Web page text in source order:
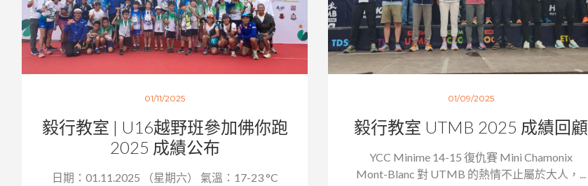
01/11/2025
毅行教室 | U16越野班參加佛你跑
2025 成績公布
日期：01.11.2025 （星期六） 氣溫：17-23 °C
01/09/2025
毅行教室 UTMB 2025 成績回顧
YCC Minime 14-15 復仇賽 Mini Chamonix
Mont-Blanc 對 UTMB 的熱情不止屬於大人，...